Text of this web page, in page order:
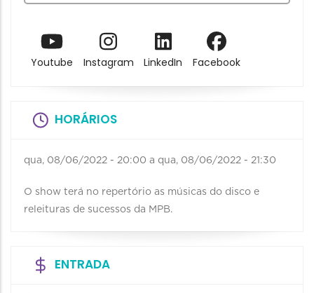
Youtube Instagram LinkedIn Facebook
HORÁRIOS
qua, 08/06/2022 - 20:00 a qua, 08/06/2022 - 21:30
O show terá no repertório as músicas do disco e
releituras de sucessos da MPB.
ENTRADA